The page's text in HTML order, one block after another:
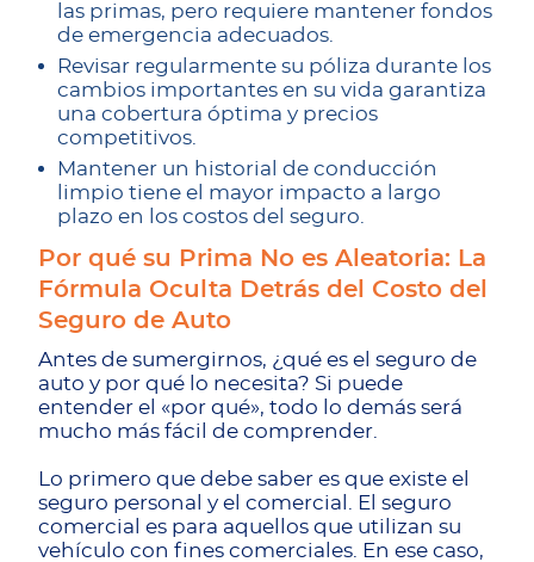
las primas, pero requiere mantener fondos
de emergencia adecuados.
Revisar regularmente su póliza durante los
cambios importantes en su vida garantiza
una cobertura óptima y precios
competitivos.
Mantener un historial de conducción
limpio tiene el mayor impacto a largo
plazo en los costos del seguro.
Por qué su Prima No es Aleatoria: La
Fórmula Oculta Detrás del Costo del
Seguro de Auto
Antes de sumergirnos, ¿qué es el seguro de
auto y por qué lo necesita? Si puede
entender el «por qué», todo lo demás será
mucho más fácil de comprender.
Lo primero que debe saber es que existe el
seguro personal y el comercial. El seguro
comercial es para aquellos que utilizan su
vehículo con fines comerciales. En ese caso,